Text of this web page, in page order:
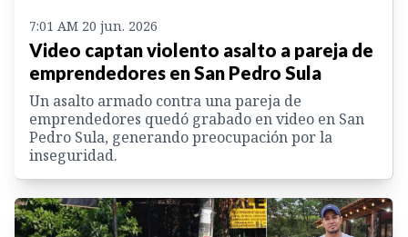
7:01 AM 20 jun. 2026
Video captan violento asalto a pareja de
emprendedores en San Pedro Sula
Un asalto armado contra una pareja de
emprendedores quedó grabado en video en San
Pedro Sula, generando preocupación por la
inseguridad.